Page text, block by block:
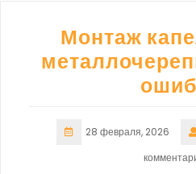
Монтаж
28 февраля, 2026